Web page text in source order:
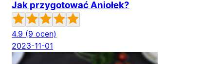
Jak przygotować Aniołek?
4.9 (9 ocen)
2023-11-01